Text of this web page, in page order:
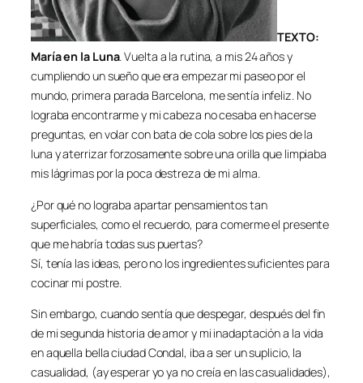
TEXTO:
María en la Luna. Vuelta a la rutina, a mis 24 años y
cumpliendo un sueño que era empezar mi paseo por el
mundo, primera parada Barcelona, me sentía infeliz. No
lograba encontrarme y mi cabeza no cesaba en hacerse
preguntas, en volar con bata de cola sobre los pies de la
luna y aterrizar forzosamente sobre una orilla que limpiaba
mis lágrimas por la poca destreza de mi alma.
¿Por qué no lograba apartar pensamientos tan
superficiales, como el recuerdo, para comerme el presente
que me habría todas sus puertas?
Sí, tenía las ideas, pero no los ingredientes suficientes para
cocinar mi postre.
Sin embargo, cuando sentía que despegar, después del fin
de mi segunda historia de amor y mi inadaptación a la vida
en aquella bella ciudad Condal, iba a ser un suplicio, la
casualidad, (ay esperar yo ya no creía en las casualidades),